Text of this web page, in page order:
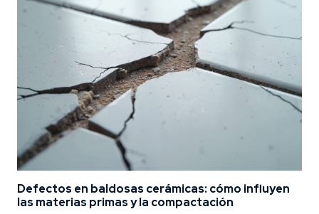
Defectos en baldosas cerámicas: cómo influyen
las materias primas y la compactación